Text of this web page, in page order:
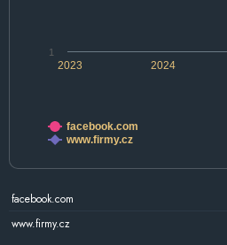
2024
2023
1
facebook.com
www.firmy.cz
facebook.com
www.firmy.cz